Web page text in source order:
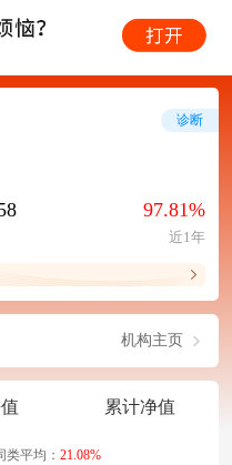
97.81%
近1年
诊断
机构主页
累计净值
类平均： 21.08%